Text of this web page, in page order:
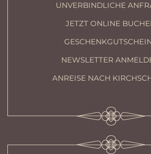
UNVERBINDLICHE
JETZT ONLINE
NEWSLETTER
ANREISE NACH